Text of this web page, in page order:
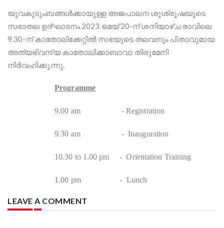
യുവകുടുംബങ്ങള്‍ക്കായുള്ള അജപാലന ശുശ്രൂഷയുടെ
സഭാതല ഉദ്ഘാടനം 2023 മെയ് 20-ന് ശനിയാഴ്ച രാവിലെ
9.30-ന് കാതോലിക്കേറ്റില്‍ സഭയുടെ തലവനും പിതാവുമായ
അത്യഭിവന്ദ്യ കാതോലിക്കാബാവാ തിരുമേനി
നിര്‍വഹിക്കുന്നു.
Programme
9.00 am - Registration
9.30 am - Inauguration
10.30 to 1.00 pm - Orientation Training
1.00 pm - Lunch
LEAVE A COMMENT